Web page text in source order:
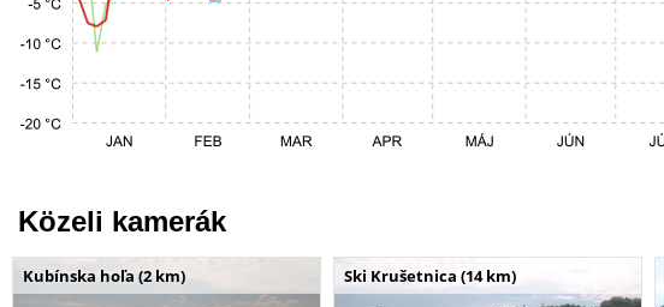
Közeli kamerák
Kubínska hoľa (2 km) Ski Krušetnica (14 km)